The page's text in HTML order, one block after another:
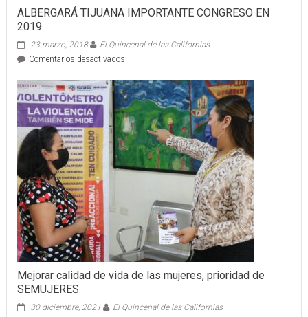
ALBERGARÁ TIJUANA IMPORTANTE CONGRESO EN
2019
23 marzo, 2018
El Quincenal de las Californias
Comentarios desactivadosen
TIJUANA
IMPORTANTE
CONGRESO
EN
2019
Mejorar calidad de vida de las mujeres, prioridad de
SEMUJERES
30 diciembre, 2021
El Quincenal de las Californias